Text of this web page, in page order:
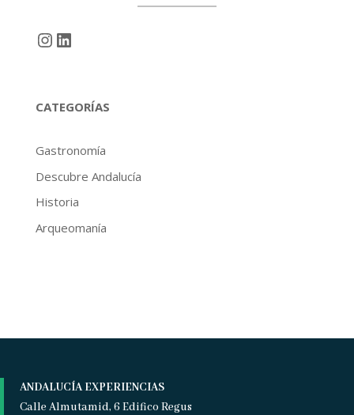
Instagram
LinkedIn
CATEGORÍAS
Gastronomía
Descubre Andalucía
Historia
Arqueomanía
ANDALUCÍA EXPERIENCIAS
Calle Almutamid, 6 Edifico Regus